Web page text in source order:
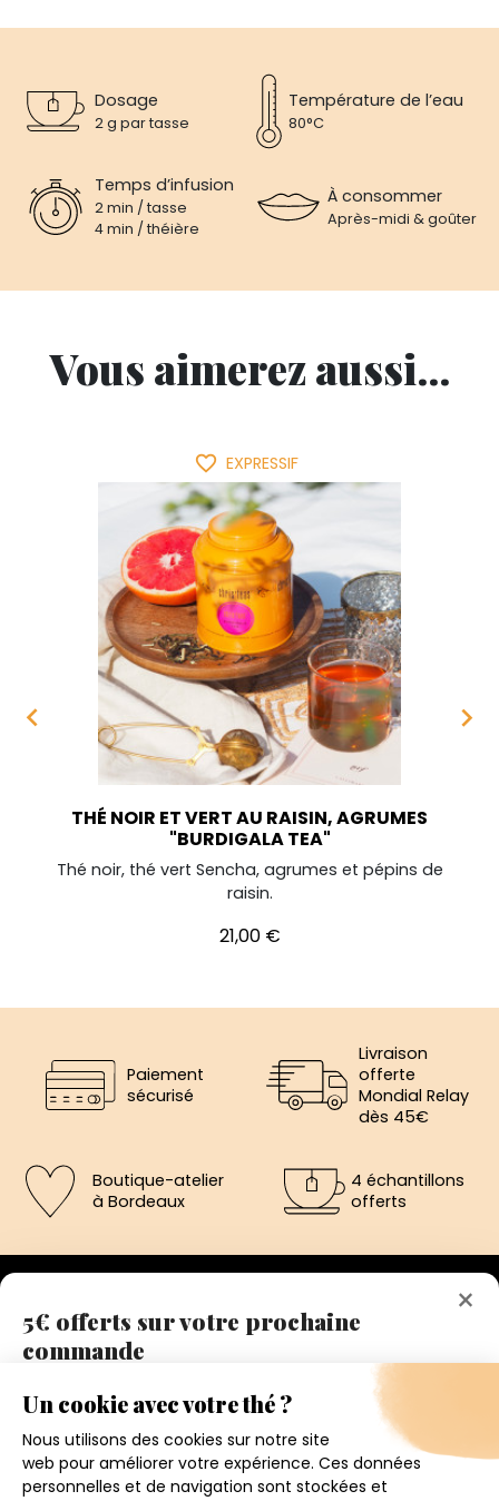
Dosage
2 g par tasse
Température de l’eau
80°C
Temps d’infusion
2 min / tasse
4 min / théière
À consommer
Après-midi & goûter
Vous aimerez aussi...

favorite_border EXPRESSIF
THÉ NOIR ET VERT AU RAISIN, AGRUMES
"BURDIGALA TEA"
Thé noir, thé vert Sencha, agrumes et pépins de
raisin.
Prix
21,00 €

Paiement
sécurisé
Livraison
offerte
Mondial Relay
dès 45€
Boutique-atelier
à Bordeaux
4 échantillons
offerts
Du lundi au vendredi de 12h à 19h
×
5€ offerts sur votre prochaine
commande
Inscrivez vous a notre newsletter et recevez
immédiatement un bon de réduction de 5€.
Votre adresse email